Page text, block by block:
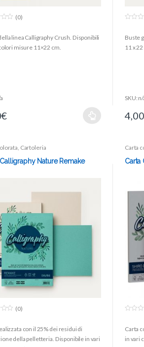
(0)
linea Calligraphy Crush. Disponibili
misure 11×22 cm.
€
u
o
Buste
11 x
SKU: n/
4,00
Cartoleria
Nature Remake
(0)
con il 25% dei residui di
della pelletteria. Disponibile in vari
Carta
Carta
u
o
Carta
in vari